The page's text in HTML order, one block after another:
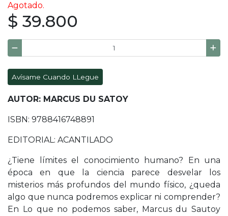
Agotado.
$ 39.800
Avísame Cuando LLegue
AUTOR: MARCUS DU SATOY
ISBN: 9788416748891
EDITORIAL: ACANTILADO
¿Tiene límites el conocimiento humano? En una
época en que la ciencia parece desvelar los
misterios más profundos del mundo físico, ¿queda
algo que nunca podremos explicar ni comprender?
En Lo que no podemos saber, Marcus du Sautoy